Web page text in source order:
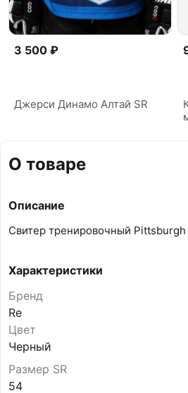
3 500 ₽
Джерси Динамо Алтай SR
О товаре
Описание
Свитер тренировочный
Характеристики
Бренд
Re
Цвет
Черный
Размер SR
54